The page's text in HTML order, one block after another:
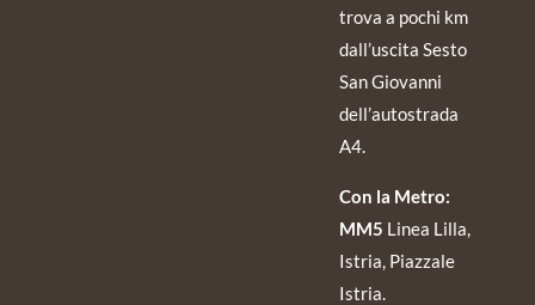
trova a pochi km
dall’uscita Sesto
San Giovanni
dell’autostrada
A4.
Con la Metro:
MM5 Linea Lilla,
Istria, Piazzale
Istria.